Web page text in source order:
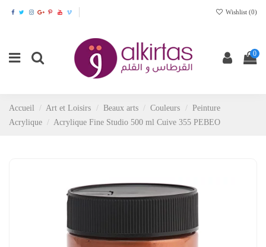
Wishlist (0)
0
Accueil Art et Loisirs Beaux arts Couleurs
Peinture
Acrylique
Acrylique Fine Studio 500 ml Cuive 355 PEBEO